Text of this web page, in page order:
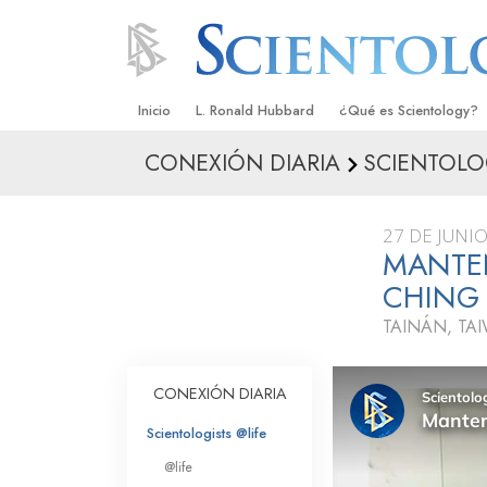
Inicio L. Ronald Hubbard ¿Qué es Scientology?
Creencias y Prácticas
Qué dicen los
Scientology
Conoce a un
Los Principios
Una Introducción a
CONEXIÓN DIARIA
27 DE
CHING
TAINÁN,
CONEXIÓN DIARIA
Scientologists @life
@life